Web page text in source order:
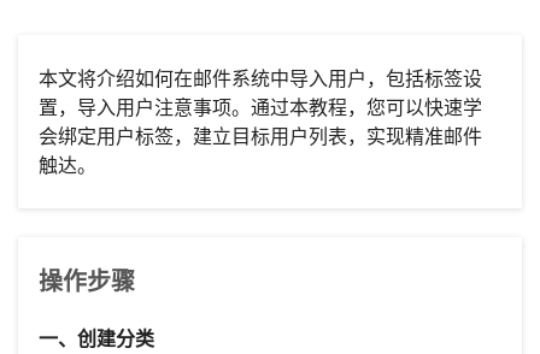
本文将介绍如何在邮件系统中导入用户，包括标签设
置，导入用户注意事项。通过本教程，您可以快速学
会绑定用户标签，建立目标用户列表，实现精准邮件
触达。
操作步骤
一、创建分类